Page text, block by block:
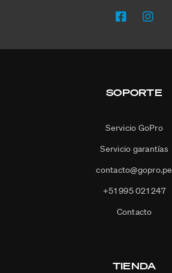
SOPORTE
Servicio GoPro
Servicio garantías
contacto@gopro.pe
+51 995 021 247
Contacto
TIENDA